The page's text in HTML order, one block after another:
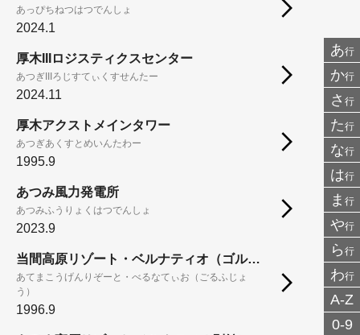
あっぴちねつはつでんしょ
2024.1
厚木IIIロジスティクスセンター
あつぎIIIろじすてぃくすせんたー
2024.11
厚木アクストメインタワー
あつぎあくすとめいんたわー
1995.9
あつみ風力発電所
あつみふうりょくはつでんしょ
2023.9
当間高原リゾート・ベルナティオ（ゴルフ場）
あてまこうげんりぞーと・べるなてぃお（ごるふじょ
う）
1996.9
あ行
か行
さ 行
た行
な行
は行
ま 行
や行
ら 行
わ行
A-Z
0-9